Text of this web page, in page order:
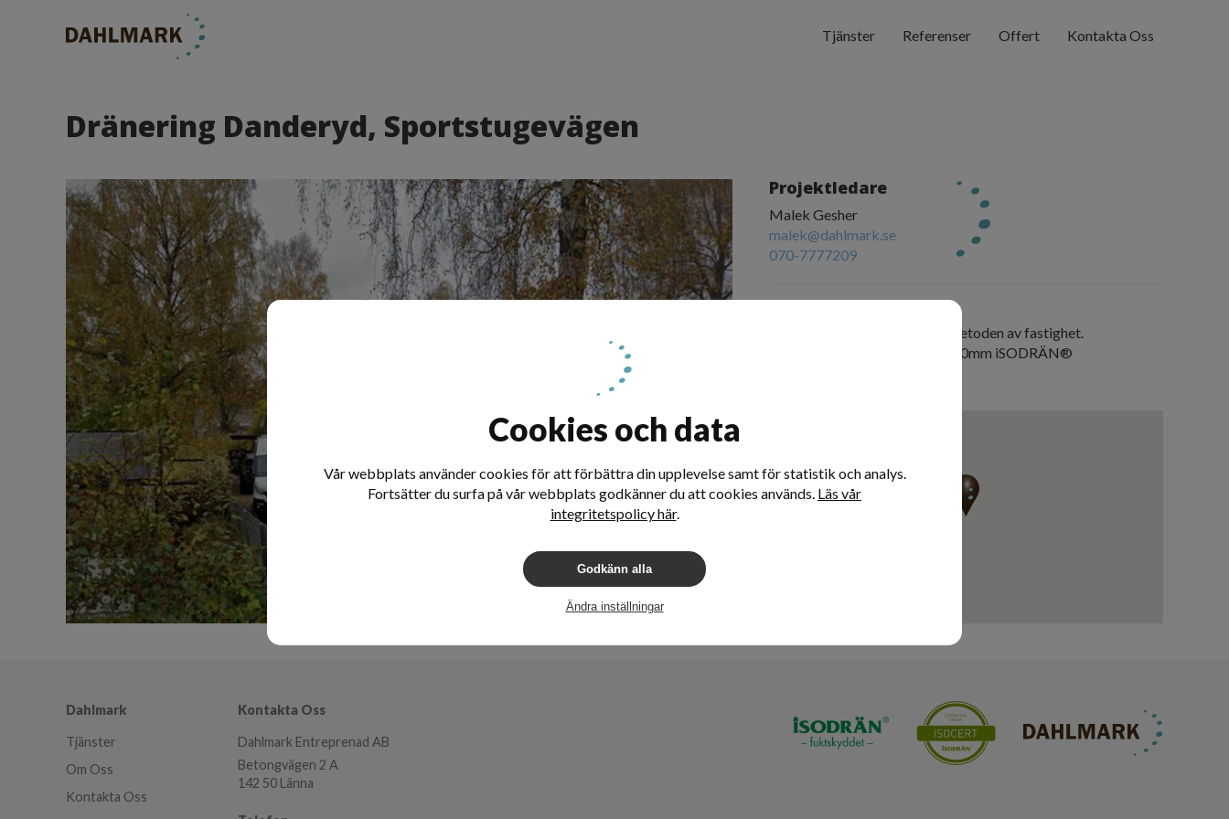
Tjänster Referenser Offert Kontakta Oss
Dränering Danderyd, Sportstugevägen
Projektledare
Malek Gesher
malek@dahlmark.se
070-7777209
Dränering med iSODRÄN®-metoden av fastighet.
Källarväggar isolerade med 200mm iSODRÄN®
Dahlmark
Tjänster
Om Oss
Kontakta Oss
Kontakta Oss
Dahlmark Entreprenad AB
Betongvägen 2 A
142 50 Länna
Cookies och data
Vår webbplats använder cookies för att förbättra din upplevelse samt för statistik och analys.
Fortsätter du surfa på vår webbplats godkänner du att cookies används. Läs vår
integritetspolicy här.
Godkänn alla
Ändra inställningar